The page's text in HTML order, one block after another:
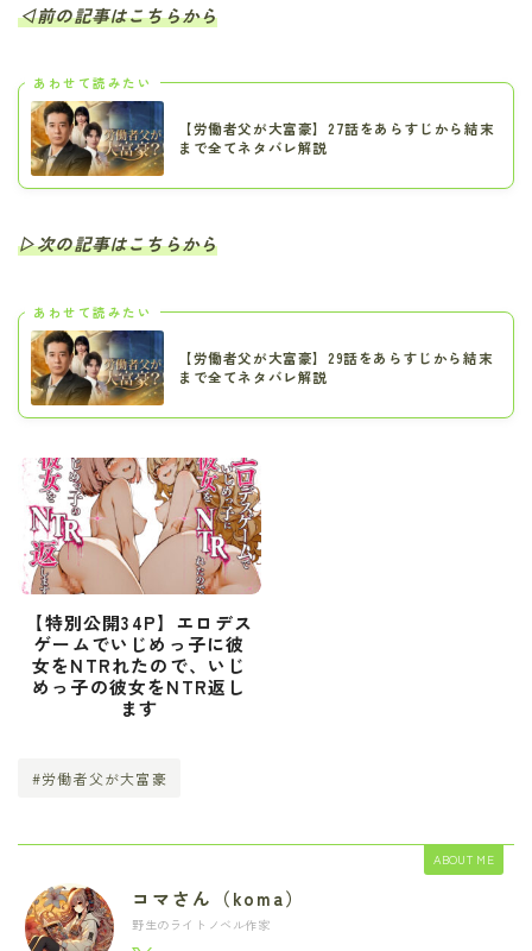
◁前の記事はこちらから
あわせて読みたい
【労働者父が大富豪】27話をあらすじから結末
まで全てネタバレ解説
▷次の記事はこちらから
あわせて読みたい
【労働者父が大富豪】29話をあらすじから結末
まで全てネタバレ解説
【特別公開34P】エロデス
ゲームでいじめっ子に彼
女をNTRれたので、いじ
めっ子の彼女をNTR返し
ます
#労働者父が大富豪
ABOUT ME
コマさん（koma）
野生のライトノベル作家